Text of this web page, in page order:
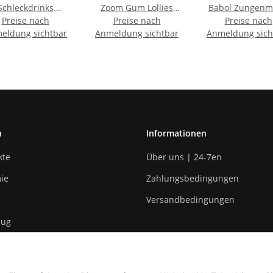
Waldbeere 200x40 ml
Preise nach
sichtbar
Zoom Gum Lollies
25,86g
Preise nach
Anmeldung sichtbar
Babol
Preise nach
Anmeldung
Informationen
Über uns | 24-7en
Zahlungsbedingungen
Versandbedingungen